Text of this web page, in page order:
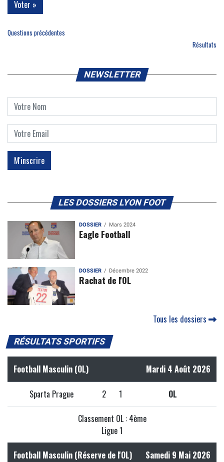
Questions précédentes
Résultats
NEWSLETTER
LES DOSSIERS LYON FOOT
DOSSIER Mars 2024
Eagle Football
DOSSIER Décembre 2022
Rachat de l'OL
Tous les dossiers
RÉSULTATS SPORTIFS
Football Masculin (OL) Mardi 4 Août 2026
Sparta Prague 2 1 OL
Classement OL : 4ème
Ligue 1
Football Masculin (Réserve de l'OL) Samedi 9 Mai 2026